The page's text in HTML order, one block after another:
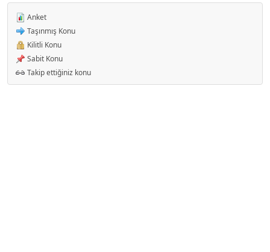
Anket
Taşınmış Konu
Kilitli Konu
Sabit Konu
Takip ettiğiniz konu